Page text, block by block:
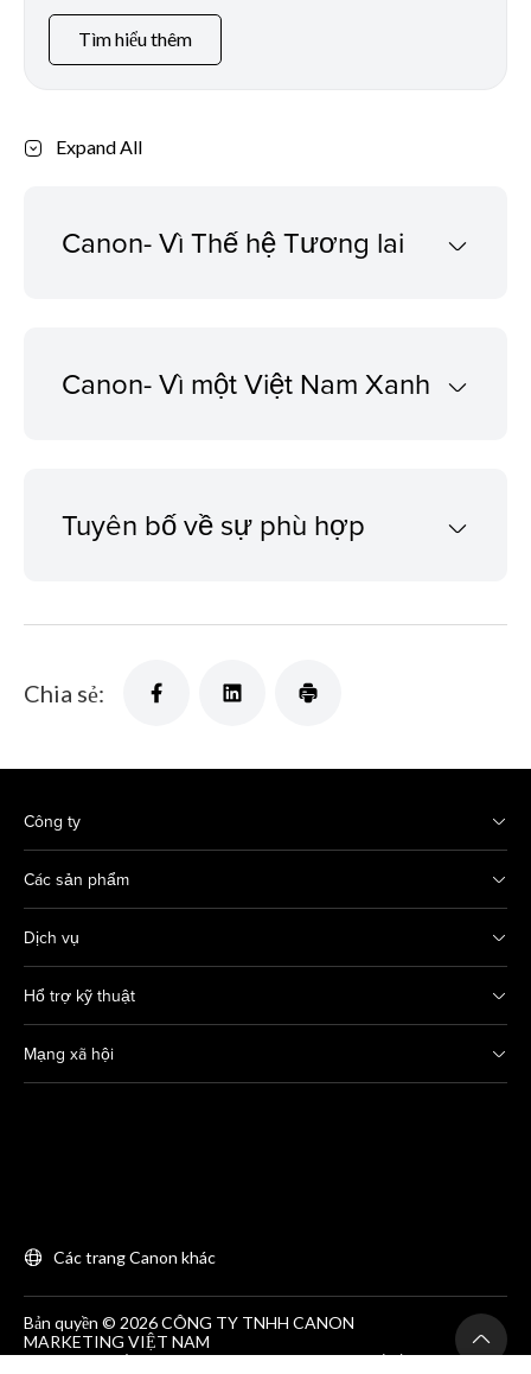
Tìm hiểu thêm
Expand All
Canon- Vì Thế hệ Tương lai
Canon- Vì một Việt Nam Xanh
Tuyên bố về sự phù hợp
Chia sẻ:
Công ty
Các sản phẩm
Dịch vụ
Hổ trợ kỹ thuật
Mạng xã hội
Các trang Canon khác
Bản quyền © 2026 CÔNG TY TNHH CANON
MARKETING VIỆT NAM
GCNĐKDN số 0311869297, do SKH&DT HCM cấp lần